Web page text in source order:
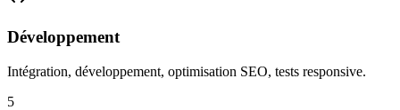
Développement
Intégration, développement, optimisation SEO, tests responsive.
5